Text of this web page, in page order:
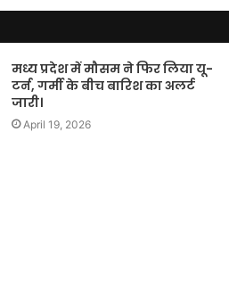
मध्य प्रदेश में मौसम ने फिर लिया यू-
टर्न, गर्मी के बीच बारिश का अलर्ट
जारी।
April 19, 2026